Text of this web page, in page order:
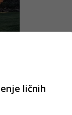
ličnih